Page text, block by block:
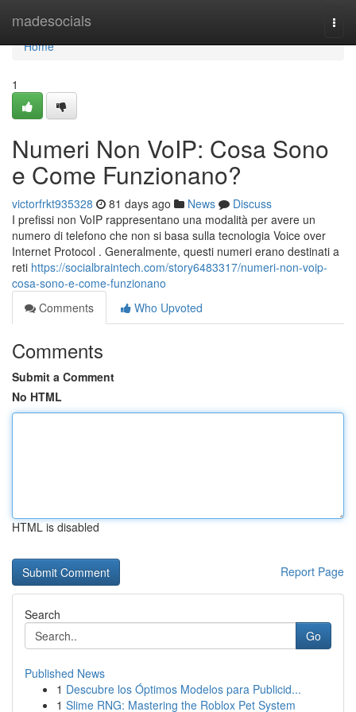
madesocials
Home
Home
1
Numeri Non VoIP: Cosa Sono
e Come Funzionano?
victorfrkt935328 81 days ago News
Discuss
I prefissi non VoIP rappresentano una modalità per avere un
numero di telefono che non si basa sulla tecnologia Voice over
Internet Protocol . Generalmente, questi numeri erano destinati a
reti https://socialbraintech.com/story6483317/numeri-non-voip-
cosa-sono-e-come-funzionano
Comments
Who Upvoted
Comments
Submit a Comment
No HTML
HTML is disabled
Report Page
Search
Go
Published News
1 Descubre los Óptimos Modelos para Publicid...
1 Slime RNG: Mastering the Roblox Pet System